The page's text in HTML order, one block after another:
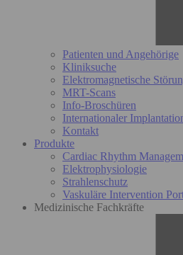
Patienten und Angehörige
Kliniksuche
Elektromagnetische
MRT-Scans
Info-Broschüren
Internationaler
Kontakt
Produkte
Cardiac Rhythm
Elektrophysiologie
Strahlenschutz
Vaskuläre Intervention
Medizinische Fachkräfte